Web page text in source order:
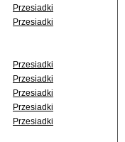
Przesiadki
Przesiadki
Przesiadki
Przesiadki
Przesiadki
Przesiadki
Przesiadki